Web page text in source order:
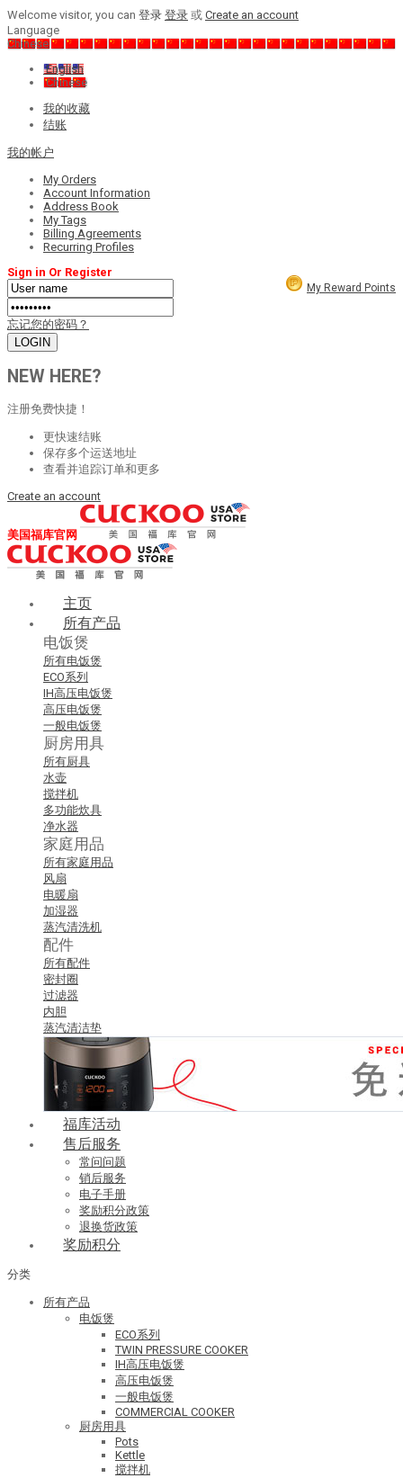
Welcome visitor, you can 登录 登录 或 Create an account
Language
Chinese
English
Chinese
我的收藏
结账
我的帐户
My Orders
Account Information
Address Book
My Tags
Billing Agreements
Recurring Profiles
My Reward Points
Sign in Or Register
忘记您的密码？
NEW HERE?
注册免费快捷！
更快速结账
保存多个运送地址
查看并追踪订单和更多
Create an account
美国福库官网
主页
所有产品
电饭煲
所有电饭煲
ECO系列
IH高压电饭煲
高压电饭煲
一般电饭煲
厨房用具
所有厨具
水壶
搅拌机
多功能炊具
净水器
家庭用品
所有家庭用品
风扇
电暖扇
加湿器
蒸汽清洗机
配件
所有配件
密封圈
过滤器
内胆
蒸汽清洁垫
福库活动
售后服务
常问问题
销后服务
电子手册
奖励积分政策
退换货政策
奖励积分
分类
所有产品
电饭煲
ECO系列
TWIN PRESSURE COOKER
IH高压电饭煲
高压电饭煲
一般电饭煲
COMMERCIAL COOKER
厨房用具
Pots
Kettle
搅拌机